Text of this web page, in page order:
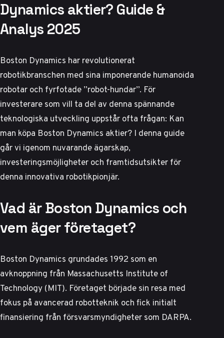
Dynamics aktier? Guide &
Analys 2025
Boston Dynamics har revolutionerat
robotikbranschen med sina imponerande humanoida
robotar och fyrfotade ”robot-hundar”. För
investerare som vill ta del av denna spännande
teknologiska utveckling uppstår ofta frågan: Kan
man köpa Boston Dynamics aktier? I denna guide
går vi igenom nuvarande ägarskap,
investeringsmöjligheter och framtidsutsikter för
denna innovativa robotikpionjär.
Vad är Boston Dynamics och
vem äger företaget?
Boston Dynamics grundades 1992 som en
avknoppning från Massachusetts Institute of
Technology (MIT). Företaget började sin resa med
fokus på avancerad robotteknik och fick initialt
finansiering från försvarsmyndigheter som DARPA.